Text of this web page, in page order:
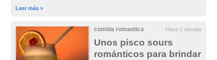
Leer más »
comida romantica Hace 1 decada
Unos pisco sours
románticos para brindar